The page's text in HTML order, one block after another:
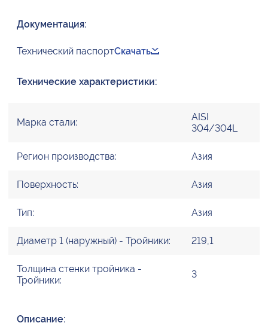
Документация:
Технический паспортСкачать
Технические характеристики:
Марка стали:
AISI
304/304L
Регион производства: Азия
Поверхность: Азия
Тип: Азия
Диаметр 1 (наружный) - Тройники: 219,1
Толщина стенки тройника -
Тройники:
3
Описание: